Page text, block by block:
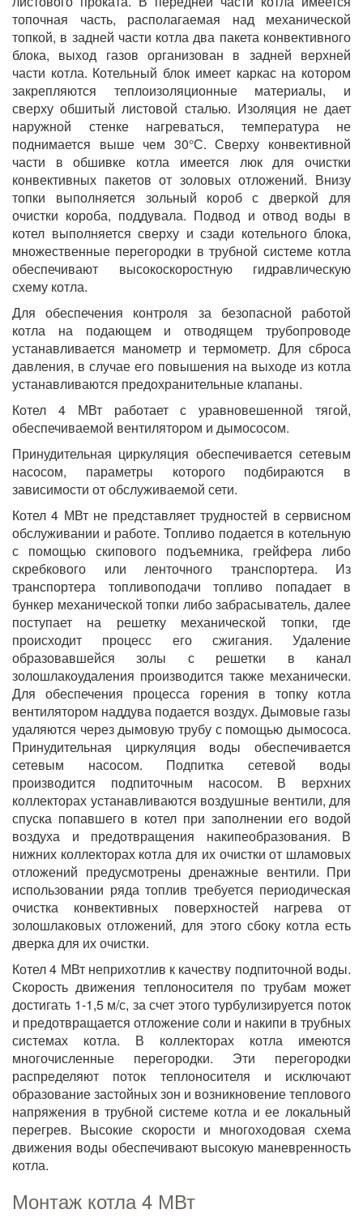
топочная часть, располагаемая над механической
топкой, в задней части котла два пакета конвективного
блока, выход газов организован в задней верхней
части котла. Котельный блок имеет каркас на котором
закрепляются теплоизоляционные материалы, и
сверху обшитый листовой сталью. Изоляция не дает
наружной стенке нагреваться, температура не
поднимается выше чем 30°С. Сверху конвективной
части в обшивке котла имеется люк для очистки
конвективных пакетов от золовых отложений. Внизу
топки выполняется зольный короб с дверкой для
очистки короба, поддувала. Подвод и отвод воды в
котел выполняется сверху и сзади котельного блока,
множественные перегородки в трубной системе котла
обеспечивают высокоскоростную гидравлическую
схему котла.
Для обеспечения контроля за безопасной работой
котла на подающем и отводящем трубопроводе
устанавливается манометр и термометр. Для сброса
давления, в случае его повышения на выходе из котла
устанавливаются предохранительные клапаны.
Котел 4 МВт работает с уравновешенной тягой,
обеспечиваемой вентилятором и дымососом.
Принудительная циркуляция обеспечивается сетевым
насосом, параметры которого подбираются в
зависимости от обслуживаемой сети.
Котел 4 МВт не представляет трудностей в сервисном
обслуживании и работе. Топливо подается в котельную
с помощью скипового подъемника, грейфера либо
скребкового или ленточного транспортера. Из
транспортера топливоподачи топливо попадает в
бункер механической топки либо забрасыватель, далее
поступает на решетку механической топки, где
происходит процесс его сжигания. Удаление
образовавшейся золы с решетки в канал
золошлакоудаления производится также механически.
Для обеспечения процесса горения в топку котла
вентилятором наддува подается воздух. Дымовые газы
удаляются через дымовую трубу с помощью дымососа.
Принудительная циркуляция воды обеспечивается
сетевым насосом. Подпитка сетевой воды
производится подпиточным насосом. В верхних
коллекторах устанавливаются воздушные вентили, для
спуска попавшего в котел при заполнении его водой
воздуха и предотвращения накипеобразования. В
нижних коллекторах котла для их очистки от шламовых
отложений предусмотрены дренажные вентили. При
использовании ряда топлив требуется периодическая
очистка конвективных поверхностей нагрева от
золошлаковых отложений, для этого сбоку котла есть
дверка для их очистки.
Котел 4 МВт неприхотлив к качеству подпиточной воды.
Скорость движения теплоносителя по трубам может
достигать 1-1,5 м/с, за счет этого турбулизируется поток
и предотвращается отложение соли и накипи в трубных
системах котла. В коллекторах котла имеются
многочисленные перегородки. Эти перегородки
распределяют поток теплоносителя и исключают
образование застойных зон и возникновение теплового
напряжения в трубной системе котла и ее локальный
перегрев. Высокие скорости и многоходовая схема
движения воды обеспечивают высокую маневренность
котла.
Монтаж котла 4 МВт